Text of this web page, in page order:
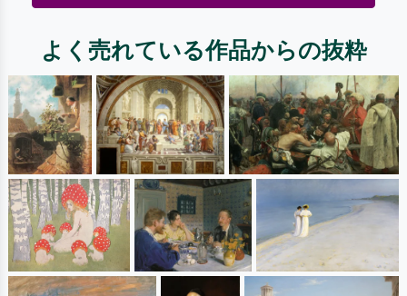
よく売れている作品からの抜粋